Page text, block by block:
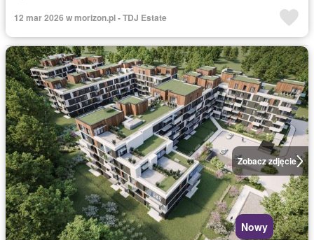
12 mar 2026 w morizon.pl - TDJ Estate
Zobacz zdjęcie
Nowy